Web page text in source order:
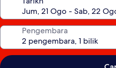
Pengembara